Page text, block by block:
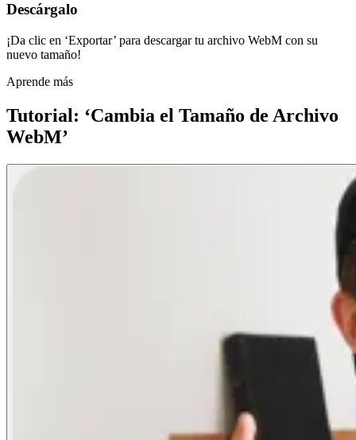
Descárgalo
¡Da clic en ‘Exportar’ para descargar tu archivo WebM con su
nuevo tamaño!
Aprende más
Tutorial: ‘Cambia el Tamaño de Archivo
WebM’